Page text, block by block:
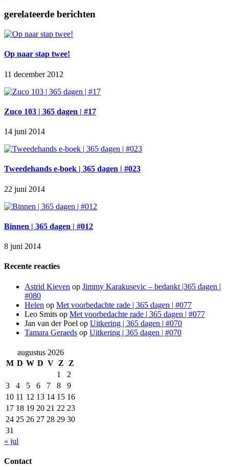
gerelateerde berichten
Op naar stap twee!
11 december 2012
Zuco 103 | 365 dagen | #17
14 juni 2014
Tweedehands e-boek | 365 dagen | #023
22 juni 2014
Binnen | 365 dagen | #012
8 juni 2014
Recente reacties
Astrid Kieven op Jimmy Karakusevic – bedankt |365 dagen |
#080
Helen op Met voorbedachte rade | 365 dagen | #077
Leo Smits op Met voorbedachte rade | 365 dagen | #077
Jan van der Poel op Uitkering | 365 dagen | #070
Tamara Geraeds op Uitkering | 365 dagen | #070
augustus 2026
M D W D V Z
Z
1
2
3
4 5 6 7 8
9
10 11 12 13 14 15 16
17 18 19 20 21 22 23
24 25 26 27 28 29 30
31
« jul
Contact